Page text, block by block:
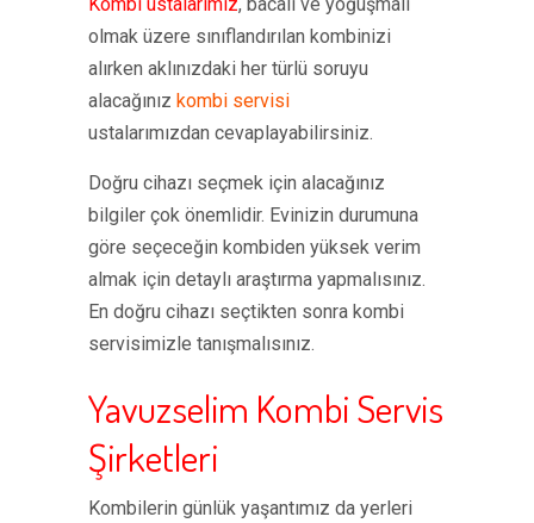
olmak üzere sınıflandırılan kombinizi
alırken aklınızdaki her türlü soruyu
alacağınız kombi servisi
ustalarımızdan cevaplayabilirsiniz.
Doğru cihazı seçmek için alacağınız
bilgiler çok önemlidir. Evinizin durumuna
göre seçeceğin kombiden yüksek verim
almak için detaylı araştırma yapmalısınız.
En doğru cihazı seçtikten sonra kombi
servisimizle tanışmalısınız.
Yavuzselim Kombi Servis
Şirketleri
Kombilerin günlük yaşantımız da yerleri